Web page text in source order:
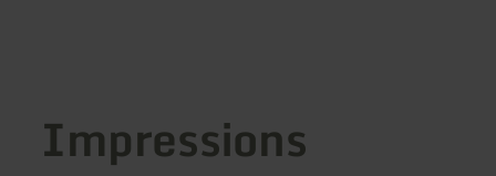
Impressions